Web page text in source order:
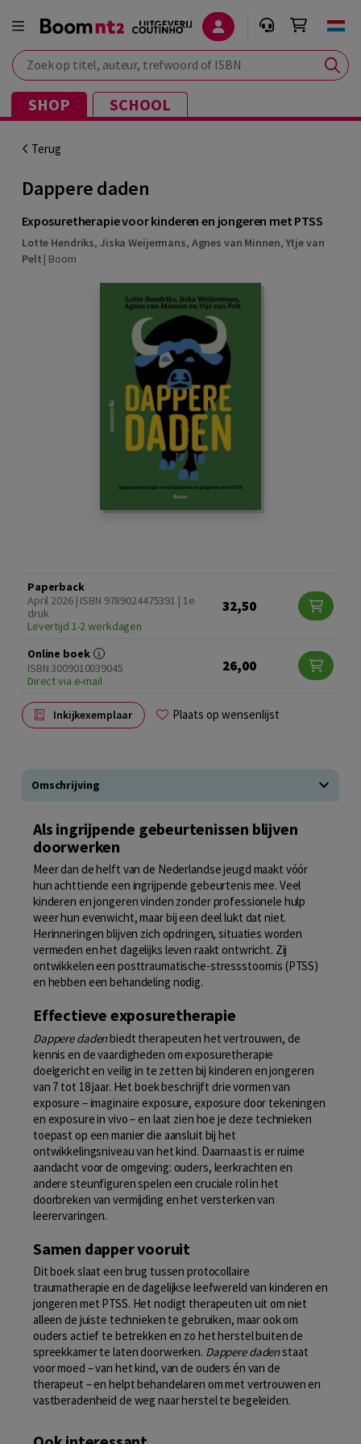
Zoek op titel, auteur, trefwoord of ISBN
SHOP SCHOOL
Terug
Dappere daden
Exposuretherapie voor kinderen en jongeren met PTSS
Lotte Hendriks, Jiska Weijermans, Agnes van Minnen,Ytje van
Pelt | Boom
Paperback
April 2026 | ISBN 9789024475391 | 1e
druk
Levertijd 1-2 werkdagen
32,50
Online boek
ISBN 3009010039045
Direct via e-mail
26,00
Inkijkexemplaar Plaats op wensenlijst
Omschrijving
Als ingrijpende gebeurtenissen blijven
doorwerken
Meer dan de helft van de Nederlandse jeugd maakt vóór
hun achttiende een ingrijpende gebeurtenis mee. Veel
kinderen en jongeren vinden zonder professionele hulp
weer hun evenwicht, maar bij een deel lukt dat niet.
Herinneringen blijven zich opdringen, situaties worden
vermeden en het dagelijks leven raakt ontwricht. Zij
ontwikkelen een posttraumatische-stressstoornis (PTSS)
en hebben een behandeling nodig.
Effectieve exposuretherapie
Dappere dadenbiedt therapeuten het vertrouwen, de
kennis en de vaardigheden om exposuretherapie
doelgericht en veilig in te zetten bij kinderen en jongeren
van 7 tot 18 jaar. Het boek beschrijft drie vormen van
exposure – imaginaire exposure, exposure door tekeningen
en exposure in vivo – en laat zien hoe je deze technieken
toepast op een manier die aansluit bij het
ontwikkelingsniveau van het kind. Daarnaast is er ruime
aandacht voor de omgeving: ouders, leerkrachten en
andere steunfiguren spelen een cruciale rol in het
doorbreken van vermijding en het versterken van
leerervaringen.
Samen dapper vooruit
Dit boek slaat een brug tussen protocollaire
traumatherapie en de dagelijkse leefwereld van kinderen en
jongeren met PTSS. Het nodigt therapeuten uit om niet
alleen de juiste technieken te gebruiken, maar ook om
ouders actief te betrekken en zo het herstel buiten de
spreekkamer te laten doorwerken. Dappere dadenstaat
voor moed – van het kind, van de ouders én van de
therapeut – en helpt behandelaren om met vertrouwen en
vastberadenheid de weg naar herstel te begeleiden.